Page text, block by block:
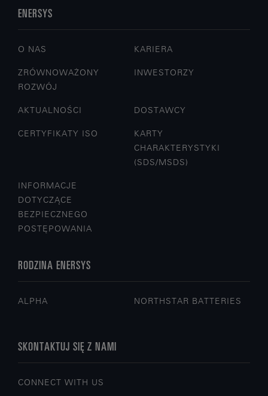
ENERSYS
O NAS KARIERA
ZRÓWNOWAŻONY
ROZWÓJ
INWESTORZY
AKTUALNOŚCI DOSTAWCY
CERTYFIKATY ISO
KARTY
CHARAKTERYSTYKI
(SDS/MSDS)
INFORMACJE
DOTYCZĄCE
BEZPIECZNEGO
POSTĘPOWANIA
RODZINA ENERSYS
ALPHA NORTHSTAR BATTERIES
SKONTAKTUJ SIĘ Z NAMI
CONNECT WITH US